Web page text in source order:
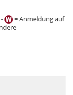
= Anmeldung auf